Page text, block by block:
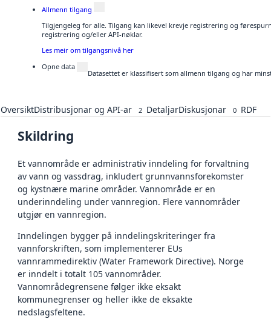
Allmenn tilgang
Tilgjengeleg for alle. Tilgang kan likevel krevje registrering og
registrering og/eller API-nøklar.
Les meir om tilgangsnivå her
Opne data
Datasettet er klassifisert som allmenn tilgang og har
OversiktDistribusjonar og API-ar 2 DetaljarDiskusjonar 0 RDF
Skildring
Et vannområde er administrativ inndeling for forvaltning
av vann og vassdrag, inkludert grunnvannsforekomster
og kystnære marine områder. Vannområde er en
underinndeling under vannregion. Flere vannområder
utgjør en vannregion.
Inndelingen bygger på inndelingskriteringer fra
vannforskriften, som implementerer EUs
vannrammedirektiv (Water Framework Directive). Norge
er inndelt i totalt 105 vannområder.
Vannområdegrensene følger ikke eksakt
kommunegrenser og heller ikke de eksakte
nedslagsfeltene.